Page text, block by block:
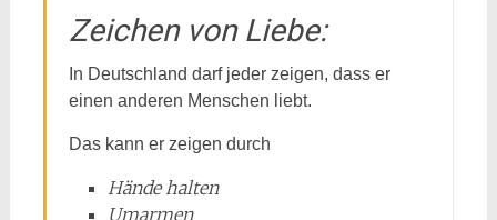
Zeichen von Liebe:
In Deutschland darf jeder zeigen, dass er
einen anderen Menschen liebt.
Das kann er zeigen durch
Hände halten
Umarmen